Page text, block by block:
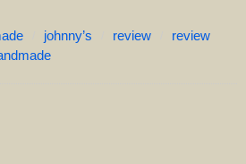
johnny’s review
review